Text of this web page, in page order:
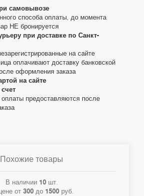
самовывозе
способа оплаты, до момента
НЕ бронируется
при доставке по Санкт-
на сайте
оплачивают доставку банковской
оформления заказа
на сайте
предоставляются после
Похожие товары
В наличии 10шт.
от 300 до 1500 руб.